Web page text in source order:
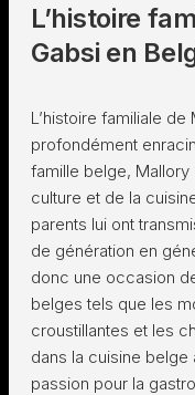
L’histoire
Gabsi en
L’histoire familiale
profondément
famille belge, Mallory
culture et de la
parents lui ont
de génération en
donc une occasion
belges tels que les
croustillantes et les
dans la cuisine
passion pour la